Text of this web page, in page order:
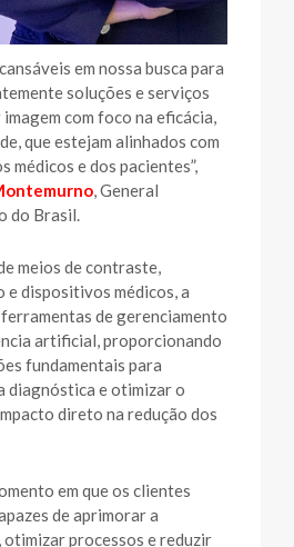
​​em nossa busca para
soluções e serviços
com foco na eficácia,
que estejam alinhados com
médicos e dos pacientes”,
, General
do Brasil.
meios de contraste,
e dispositivos médicos, a
de gerenciamento
artificial, proporcionando
fundamentais para
diagnóstica e otimizar o
direto na redução dos
em que os clientes
de aprimorar a
processos e reduzir